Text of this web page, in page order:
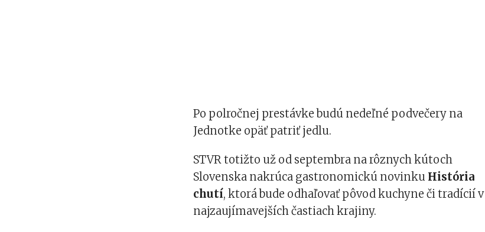
Po polročnej prestávke budú nedeľné podvečery na
Jednotke opäť patriť jedlu.
STVR totižto už od septembra na rôznych kútoch
Slovenska nakrúca gastronomickú novinku História
chutí, ktorá bude odhaľovať pôvod kuchyne či tradícií v
najzaujímavejších častiach krajiny.